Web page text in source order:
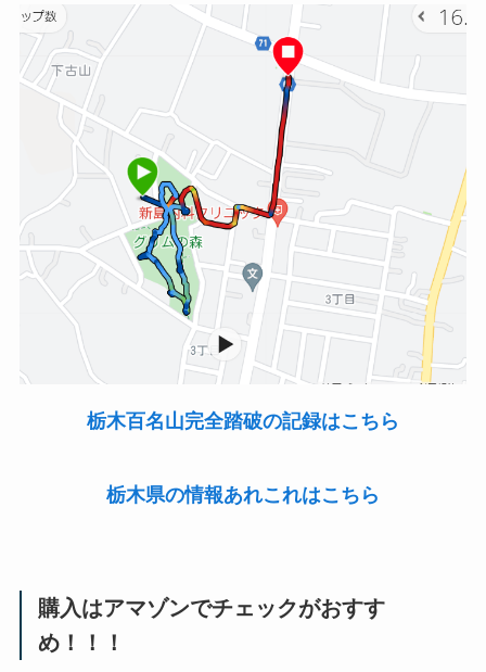
栃木百名山完全踏破の記録はこちら
栃木県の情報あれこれはこちら
購入はアマゾンでチェックがおすす
め！！！